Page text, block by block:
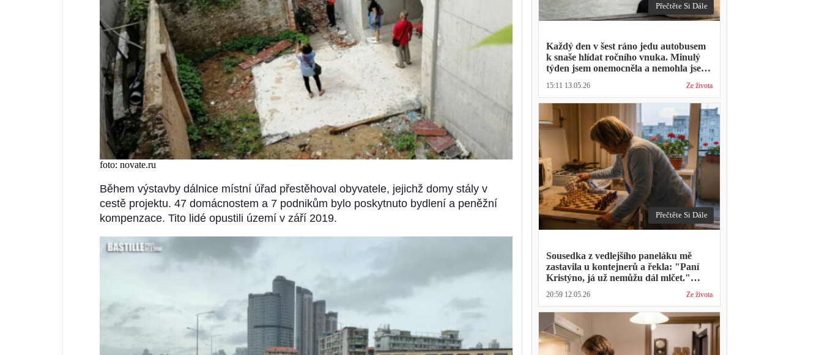
foto: novate.ru
Během výstavby dálnice místní úřad přestěhoval obyvatele, jejichž domy stály v
cestě projektu. 47 domácnostem a 7 podnikům bylo poskytnuto bydlení a peněžní
kompenzace. Tito lidé opustili území v září 2019.
Přečtěte Si Dále
Každý den v šest ráno jedu autobusem
k snaše hlídat ročního vnuka. Minulý
týden jsem onemocněla a nemohla jsem
den volna. Víš, kolik nás to stálo?"
15:11 13.05.26 Ze života
Přečtěte Si Dále
Sousedka z vedlejšího paneláku mě
zastavila u kontejnerů a řekla: "Paní
Kristýno, já už nemůžu dál mlčet."
manžela ve čtvrtky na lavičce před
lékárnou s tou samou ženou
20:59 12.05.26 Ze života